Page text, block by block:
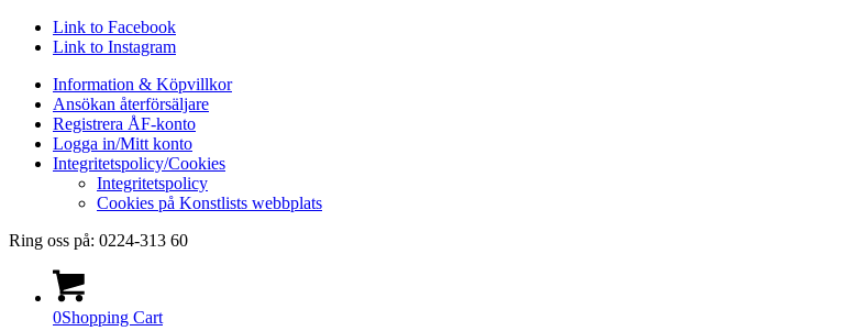
Link to Facebook
Link to Instagram
Information & Köpvillkor
Ansökan återförsäljare
Registrera ÅF-konto
Logga in/Mitt konto
Integritetspolicy/Cookies
Integritetspolicy
Cookies på Konstlists webbplats
Ring oss på: 0224-313 60
0Shopping Cart